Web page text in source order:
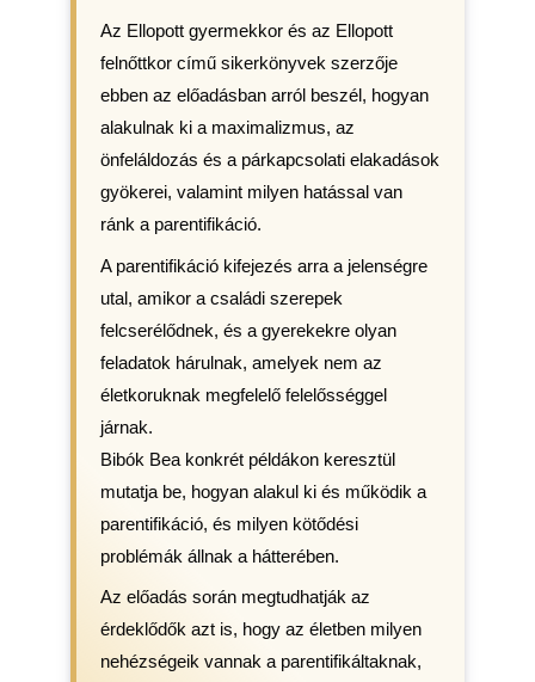
Az Ellopott gyermekkor és az Ellopott
felnőttkor című sikerkönyvek szerzője
ebben az előadásban arról beszél, hogyan
alakulnak ki a maximalizmus, az
önfeláldozás és a párkapcsolati elakadások
gyökerei, valamint milyen hatással van
ránk a parentifikáció.
A parentifikáció kifejezés arra a jelenségre
utal, amikor a családi szerepek
felcserélődnek, és a gyerekekre olyan
feladatok hárulnak, amelyek nem az
életkoruknak megfelelő felelősséggel
járnak.
Bibók Bea konkrét példákon keresztül
mutatja be, hogyan alakul ki és működik a
parentifikáció, és milyen kötődési
problémák állnak a hátterében.
Az előadás során megtudhatják az
érdeklődők azt is, hogy az életben milyen
nehézségeik vannak a parentifikáltaknak,